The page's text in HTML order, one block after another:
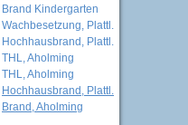
Brand Kindergarten
Wachbesetzung, Plattl.
Hochhausbrand, Plattl.
THL, Aholming
THL, Aholming
Hochhausbrand, Plattl.
Brand, Aholming